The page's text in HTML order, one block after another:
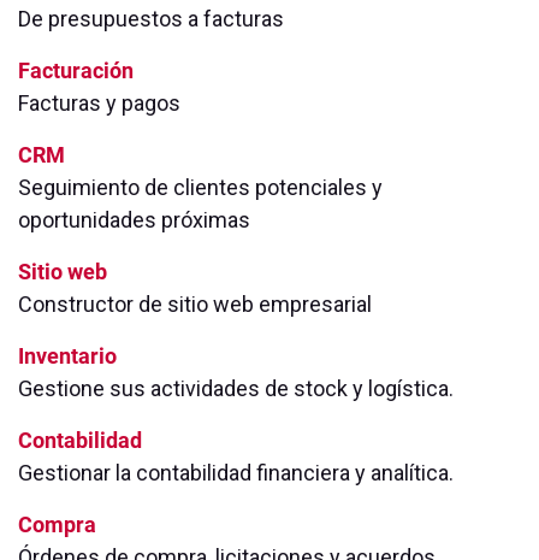
De presupuestos a facturas
Facturación
Facturas y pagos
CRM
Seguimiento de clientes potenciales y
oportunidades próximas
Sitio web
Constructor de sitio web empresarial
Inventario
Gestione sus actividades de stock y logística.
Contabilidad
Gestionar la contabilidad financiera y analítica.
Compra